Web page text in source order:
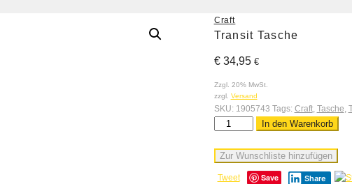
Craft
Transit Tasche
€34,95 €
Zzgl. 20% MwSt.
zzgl. Versand
SKU: 1905743 Tags: Craft, Tasche
In den Warenkorb
Zur Wunschliste hinzufügen
Tweet Save Share